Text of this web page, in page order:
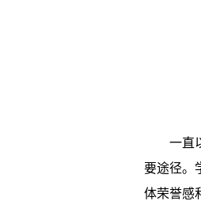
一直
要途径。
体荣誉感